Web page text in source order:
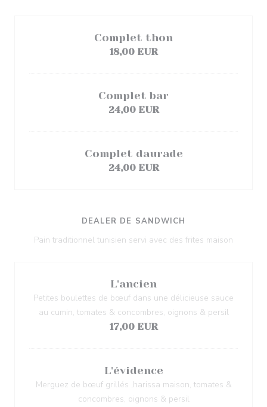
Complet thon
18,00 EUR
Complet bar
24,00 EUR
Complet daurade
24,00 EUR
DEALER DE SANDWICH
Pain traditionnel tunisien servi avec des frites maison
L'ancien
Petites boulettes de bœuf dans une délicieuse sauce
au cumin, tomates & concombres, oignons & persil
17,00 EUR
L'évidence
Merguez de bœuf grillés ,harissa maison, tomates &
concombres, oignons & persil